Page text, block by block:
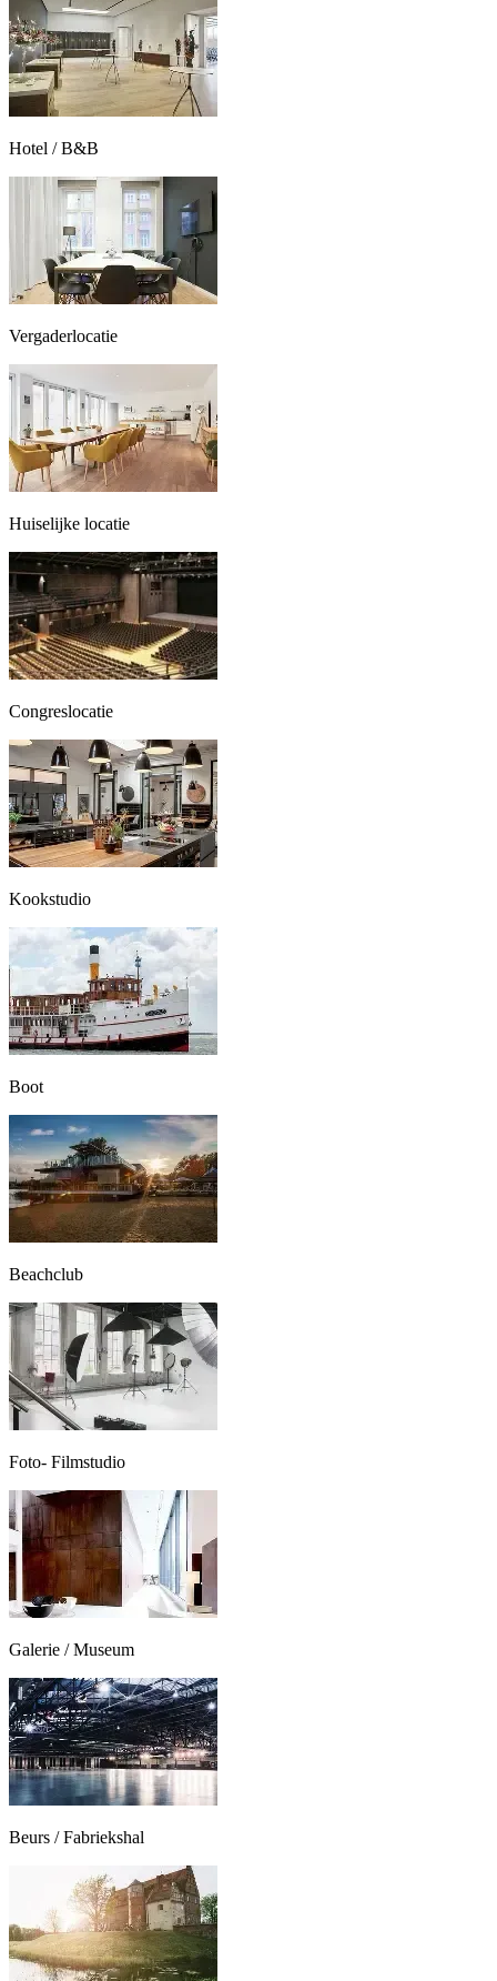
Hotel / B&B
Vergaderlocatie
Huiselijke locatie
Congreslocatie
Kookstudio
Boot
Beachclub
Foto- Filmstudio
Galerie / Museum
Beurs / Fabriekshal